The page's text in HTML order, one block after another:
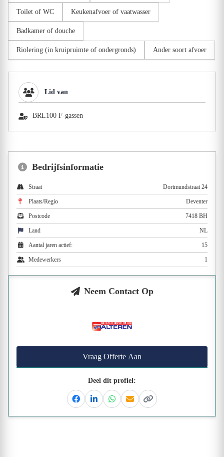
Toilet of WC Keukenafvoer of vaatwasser
Badkamer of douche
Riolering (in kruipruimte of ondergronds) Ander soort afvoer
Lid van
BRL100 F-gassen
Bedrijfsinformatie
Straat Dortmundstraat 24
Plaats/Regio Deventer
Postcode 7418 BH
Land NL
Aantal jaren actief: 15
Medewerkers 1
Neem Contact Op
Vraag Offerte Aan
Deel dit profiel:
FacebookLinkedinWhatsapp
EmailKopieer link